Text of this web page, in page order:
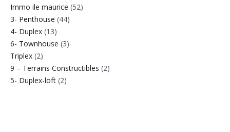
Immo ile maurice (52)
3- Penthouse (44)
4- Duplex (13)
6- Townhouse (3)
Triplex (2)
9 – Terrains Constructibles (2)
5- Duplex-loft (2)